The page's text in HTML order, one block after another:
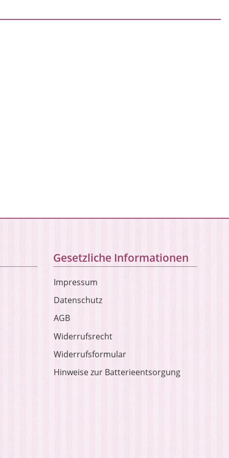
Gesetzliche Informationen
Impressum
Datenschutz
AGB
Widerrufsrecht
Widerrufsformular
Hinweise zur Batterieentsorgung